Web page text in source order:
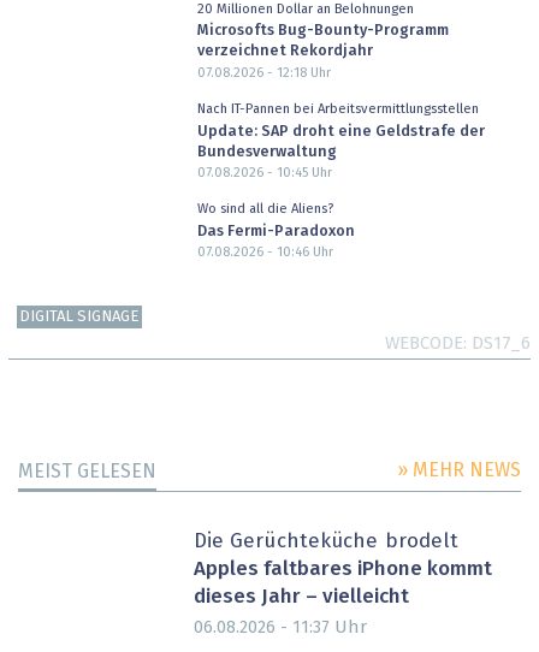
20 Millionen Dollar an Belohnungen
Microsofts Bug-Bounty-Programm
verzeichnet Rekordjahr
07.08.2026 - 12:18Uhr
Nach IT-Pannen bei Arbeitsvermittlungsstellen
Update: SAP droht eine Geldstrafe der
Bundesverwaltung
07.08.2026 - 10:45Uhr
Wo sind all die Aliens?
Das Fermi-Paradoxon
07.08.2026 - 10:46Uhr
DIGITAL SIGNAGE
WEBCODE DS17_6
MEIST GELESEN » MEHR NEWS
Die Gerüchteküche brodelt
Apples faltbares iPhone kommt
dieses Jahr – vielleicht
06.08.2026 - 11:37 Uhr